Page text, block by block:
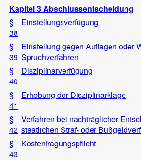
Kapitel 3 Abschlussentscheidung
§
38
Einstellungsverfügung
§
39
Einstellung gegen Auflagen oder
Spruchverfahren
§
40
Disziplinarverfügung
§
41
Erhebung der Disziplinarklage
§
42
Verfahren bei nachträglicher
staatlichen Straf- oder
§
43
Kostentragungspflicht